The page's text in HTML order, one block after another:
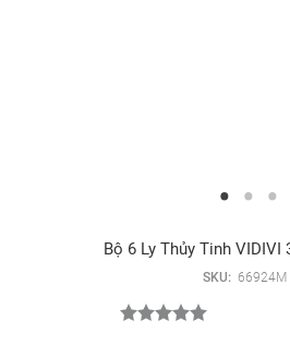
Bộ 6 Ly Thủy Tinh VIDIVI
SKU: 66924M